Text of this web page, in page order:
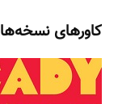
کاورهای